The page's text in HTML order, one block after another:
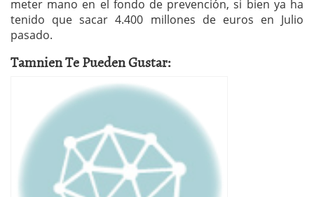
meter mano en el fondo de prevención, si bien ya ha
tenido que sacar 4.400 millones de euros en Julio
pasado.
Tamnien Te Pueden Gustar: